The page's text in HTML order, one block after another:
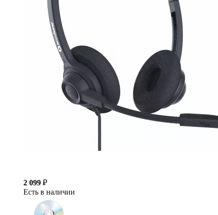
2 099 ₽
Есть в наличии